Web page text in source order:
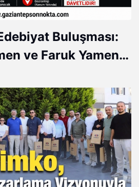
Buluşması:
ve Faruk Yamen